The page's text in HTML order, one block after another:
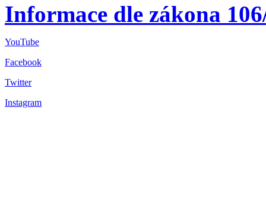
Informace dle zákona
YouTube
Facebook
Twitter
Instagram